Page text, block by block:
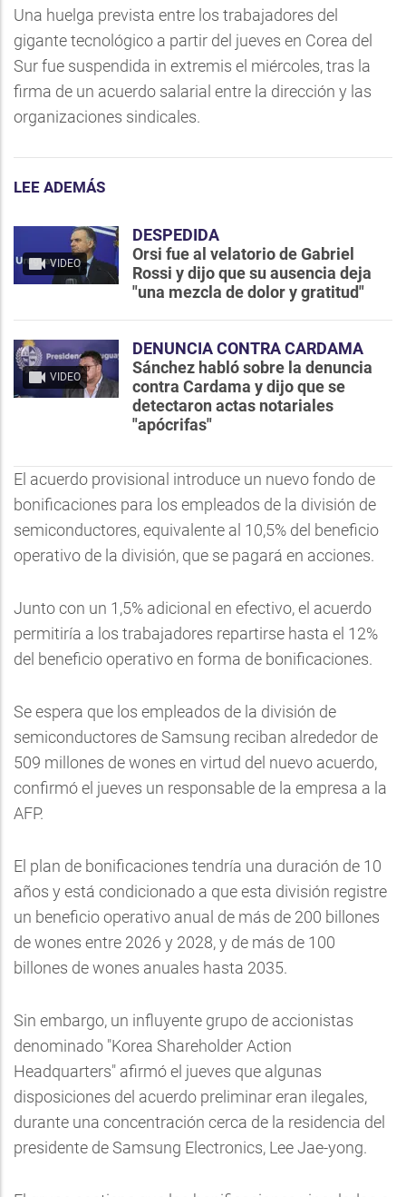
Una huelga prevista entre los trabajadores del
gigante tecnológico a partir del jueves en Corea del
Sur fue suspendida in extremis el miércoles, tras la
firma de un acuerdo salarial entre la dirección y las
organizaciones sindicales.
LEE ADEMÁS
VIDEO
DESPEDIDA
Orsi fue al velatorio de Gabriel
Rossi y dijo que su ausencia deja
"una mezcla de dolor y gratitud"
VIDEO
DENUNCIA CONTRA CARDAMA
Sánchez habló sobre la denuncia
contra Cardama y dijo que se
detectaron actas notariales
"apócrifas"
El acuerdo provisional introduce un nuevo fondo de
bonificaciones para los empleados de la división de
semiconductores, equivalente al 10,5% del beneficio
operativo de la división, que se pagará en acciones.
Junto con un 1,5% adicional en efectivo, el acuerdo
permitiría a los trabajadores repartirse hasta el 12%
del beneficio operativo en forma de bonificaciones.
Se espera que los empleados de la división de
semiconductores de Samsung reciban alrededor de
509 millones de wones en virtud del nuevo acuerdo,
confirmó el jueves un responsable de la empresa a la
AFP.
El plan de bonificaciones tendría una duración de 10
años y está condicionado a que esta división registre
un beneficio operativo anual de más de 200 billones
de wones entre 2026 y 2028, y de más de 100
billones de wones anuales hasta 2035.
Sin embargo, un influyente grupo de accionistas
denominado "Korea Shareholder Action
Headquarters" afirmó el jueves que algunas
disposiciones del acuerdo preliminar eran ilegales,
durante una concentración cerca de la residencia del
presidente de Samsung Electronics, Lee Jae-yong.